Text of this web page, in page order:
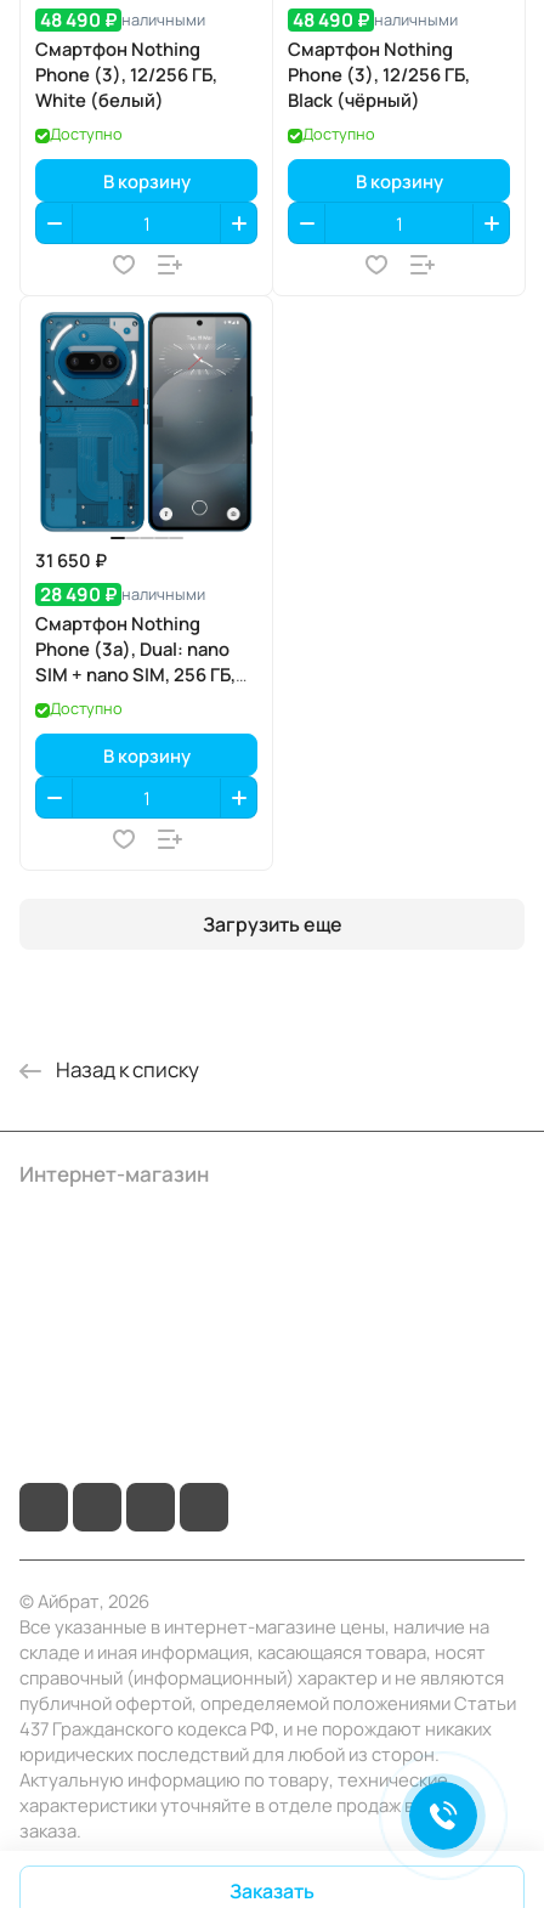
Заказать
48 490 ₽ наличными
Смартфон Nothing
Phone (3), 12/256 ГБ,
White (белый)
Доступно
В корзину
48 490 ₽ наличными
Смартфон Nothing
Phone (3), 12/256 ГБ,
Black (чёрный)
Доступно
В корзину
31 650 ₽
28 490 ₽ наличными
Смартфон Nothing
Phone (3a), Dual: nano
SIM + nano SIM, 256 ГБ,
Синий
Доступно
В корзину
Загрузить еще
Назад к списку
Интернет-магазин
© Айбрат, 2026
Все указанные в интернет-магазине цены, наличие на
складе и иная информация, касающаяся товара, носят
справочный (информационный) характер и не являются
публичной офертой, определяемой положениями Статьи
437 Гражданского кодекса РФ, и не порождают никаких
юридических последствий для любой из сторон.
Актуальную информацию по товару, технические
характеристики уточняйте в отделе продаж в день
заказа.
Конфиденциальность